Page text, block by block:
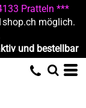
Pratteln ***
möglich.
und bestellbar